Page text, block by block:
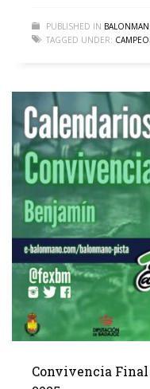
PUBLISHED IN
TAGGED UNDER:
Convivencia